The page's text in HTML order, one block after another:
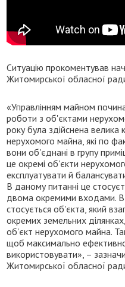
Ситуацію прокоментував
Житомирської обласної
«Управлінням майном
роботи з об'єктами
року була здійснена велика
нерухомого майна, які по
вони об'єднані в групу
це окремі об'єкти
експлуатувати й
В даному питанні це
двома окремими входами. В
стосується об'єкта, який
окремих земельних
об'єкт нерухомого майна.
щоб максимально
використовувати», –
Житомирської обласної